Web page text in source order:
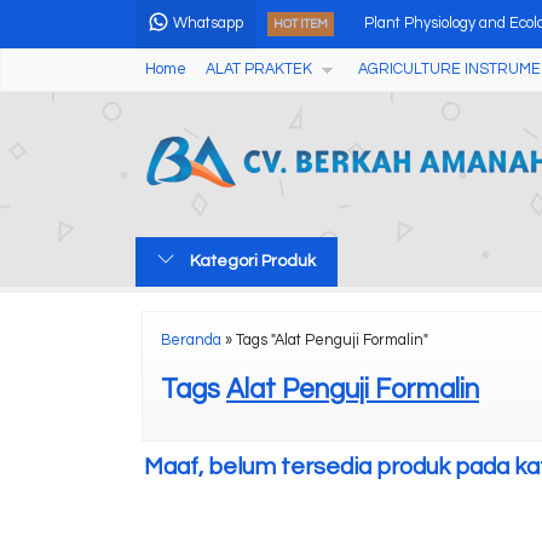
Whatsapp HOT ITEM Plant Physiology and
High Speed Micro
Digital Oxygen Bomb
Home ALAT PRAKTEK AGRICULTURE
Kategori Produk
Beranda » Tags "Alat Penguji Formalin"
Tags Alat Penguji Formalin
Maaf, belum tersedia produk pada